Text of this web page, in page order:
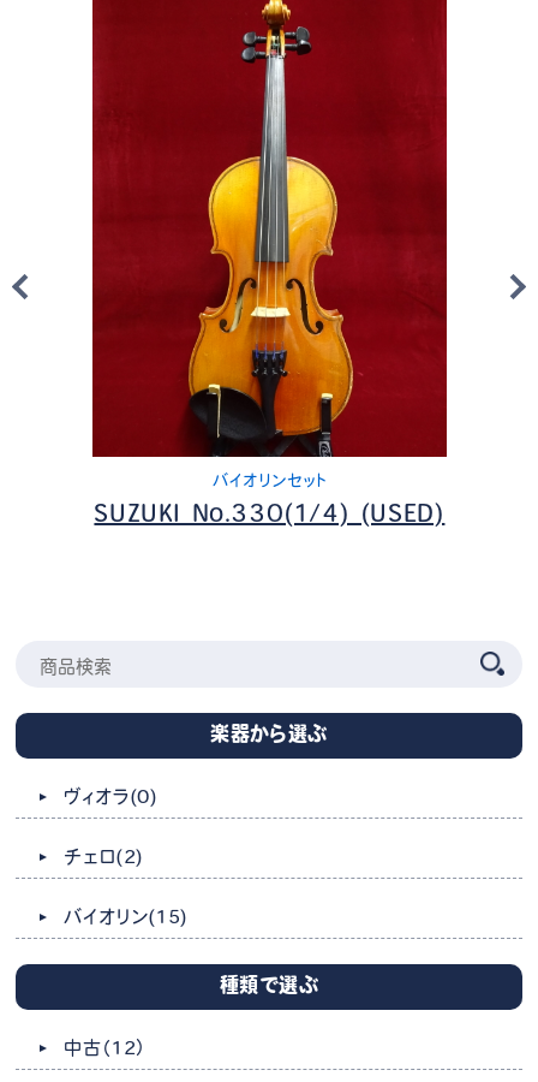
楽器から選ぶ
ヴィオラ(0)
チェロ(2)
バイオリン(15)
種類で選ぶ
中古 （12）
バイオリンセット
SUZUKI No.330(1/4) (USED)